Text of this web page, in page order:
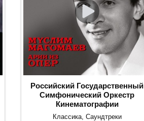
Российский Государственный
Симфонический Оркестр
Кинематографии
Классика, Саундтреки